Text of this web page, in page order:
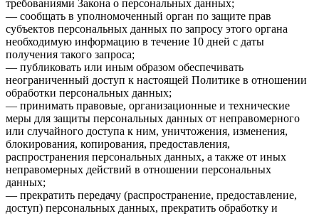
требованиями Закона о персональных данных;
— сообщать в уполномоченный орган по защите прав
субъектов персональных данных по запросу этого органа
необходимую информацию в течение 10 дней с даты
получения такого запроса;
— публиковать или иным образом обеспечивать
неограниченный доступ к настоящей Политике в отношении
обработки персональных данных;
— принимать правовые, организационные и технические
меры для защиты персональных данных от неправомерного
или случайного доступа к ним, уничтожения, изменения,
блокирования, копирования, предоставления,
распространения персональных данных, а также от иных
неправомерных действий в отношении персональных
данных;
— прекратить передачу (распространение, предоставление,
доступ) персональных данных, прекратить обработку и